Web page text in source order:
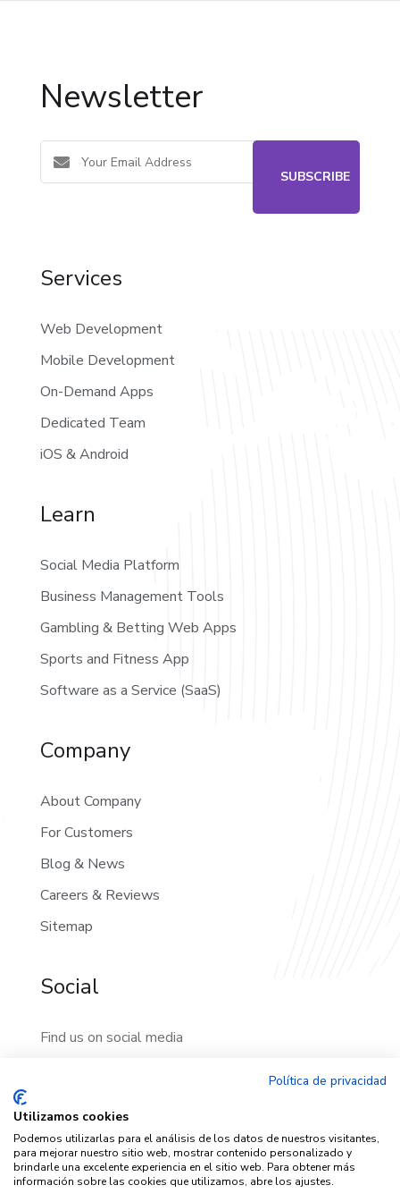
Newsletter
Services
Web Development
Mobile Development
On-Demand Apps
Dedicated Team
iOS & Android
Learn
Social Media Platform
Business Management Tools
Gambling & Betting Web Apps
Sports and Fitness App
Software as a Service (SaaS)
Company
About Company
For Customers
Blog & News
Careers & Reviews
Sitemap
Social
Find us on social media
Política de privacidad
Utilizamos cookies
Podemos utilizarlas para el análisis de los datos de nuestros visitantes,
para mejorar nuestro sitio web, mostrar contenido personalizado y
brindarle una excelente experiencia en el sitio web. Para obtener más
información sobre las cookies que utilizamos, abre los ajustes.